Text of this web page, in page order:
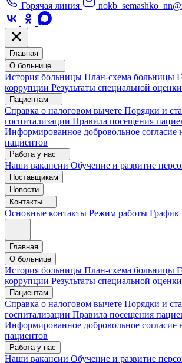
Горячая линия
Главная
О больнице
История больницы План-схема больницы
коррупции Результаты специальной
Пациентам
Справка о налоговом вычете Порядки и
госпитализации Правила посещения
Информированное добровольное согласие
пациентов
Работа у нас
Наши вакансии Обучение и развитие
Поставщикам
Новости
Контакты
Основные контакты Режим работы График
Главная
О больнице
История больницы План-схема больницы
коррупции Результаты специальной
Пациентам
Справка о налоговом вычете Порядки и
госпитализации Правила посещения
Информированное добровольное согласие
пациентов
Работа у нас
Наши вакансии Обучение и развитие